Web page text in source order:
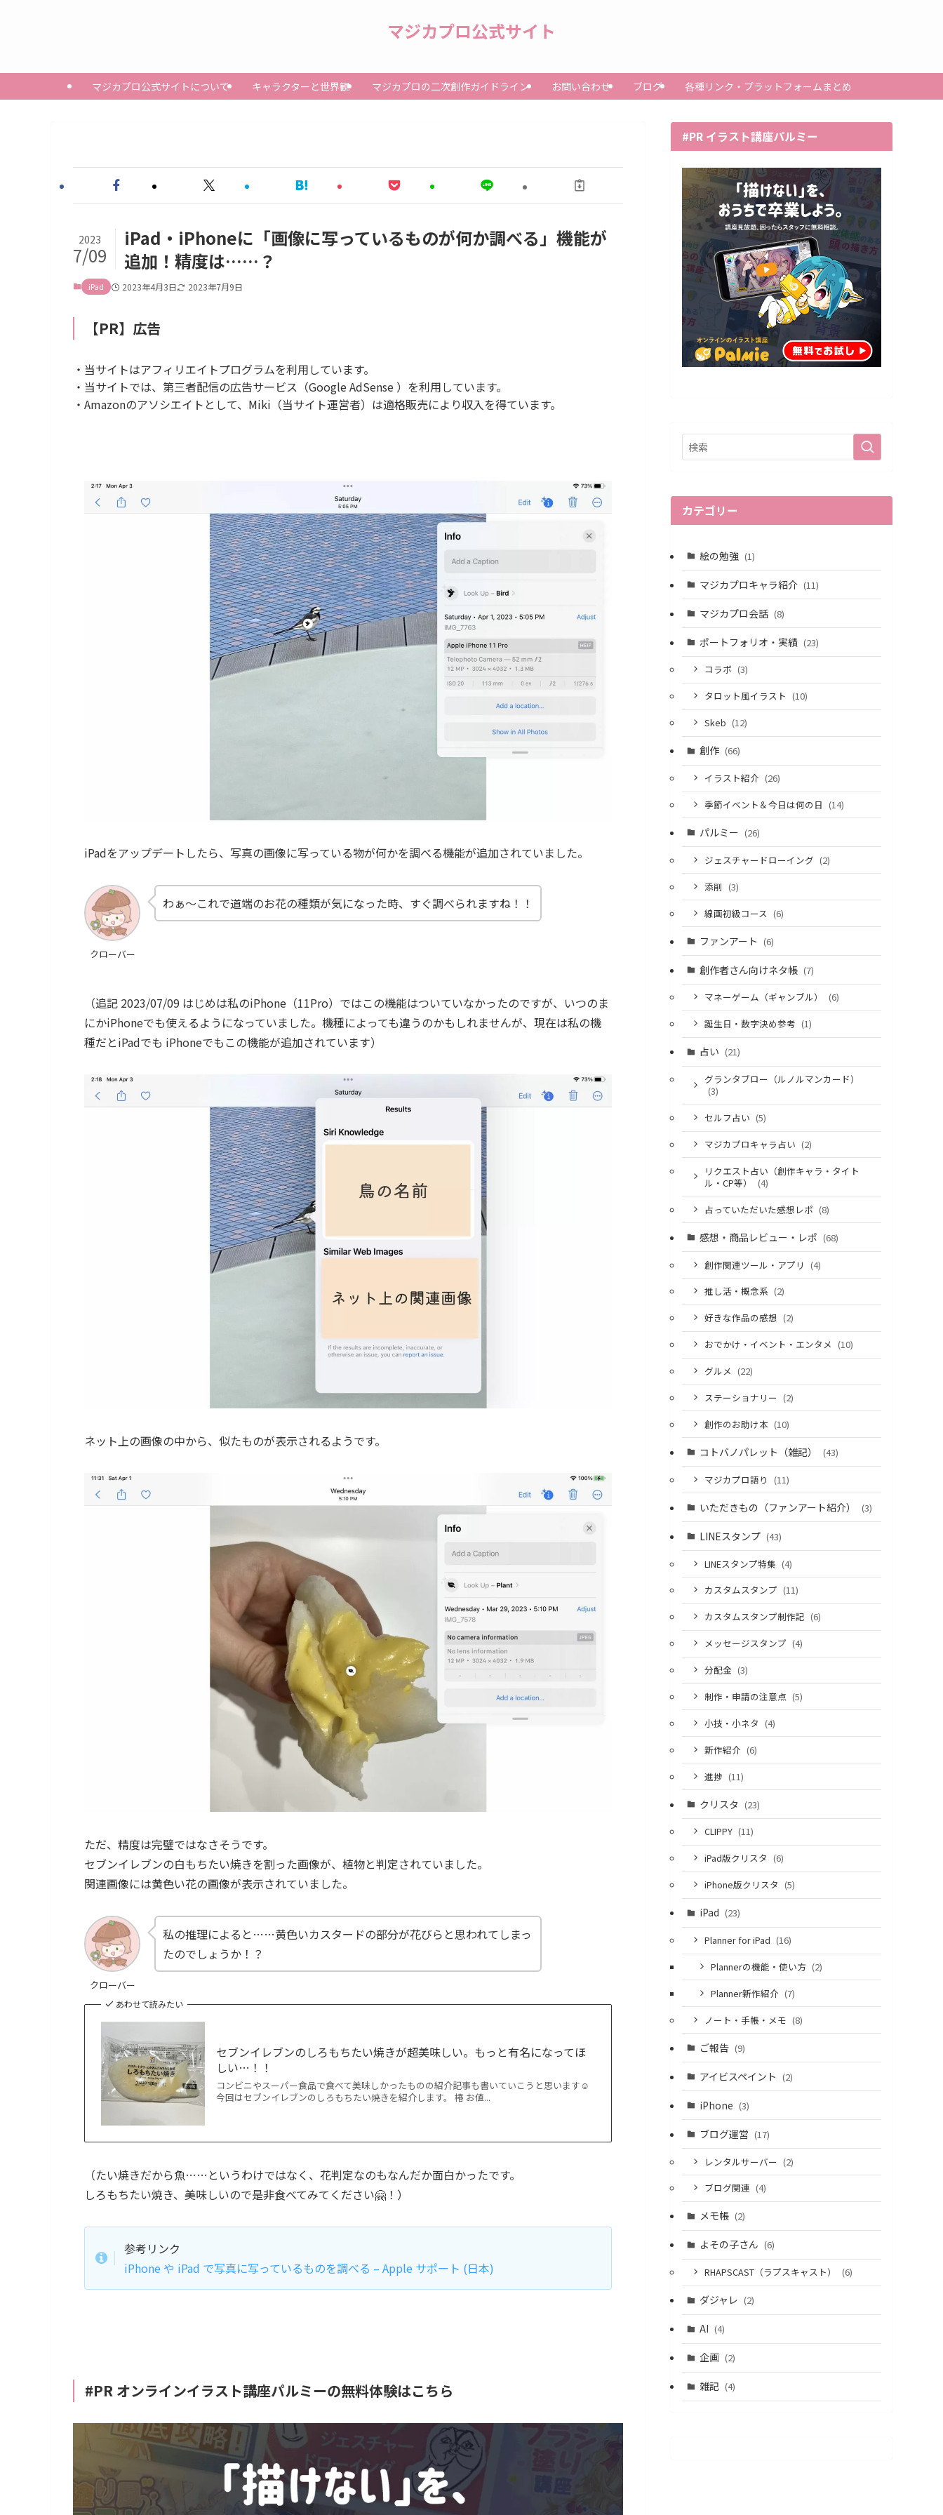
マジカプロ公式サイト
マジカプロ公式サイトについて キャラクターと世界観 マジカプロの二次創作ガイドライン お問い合わせ ブログ 各種リンク・プラットフォームまとめ
iPad・iPhoneに「画像に写っているものが何か調べる」機能が
追加！精度は……？
2023
7/09
iPad 2023年4月3日 2023年7月9日
【PR】広告
・当サイトはアフィリエイトプログラムを利用しています。
・当サイトでは、第三者配信の広告サービス（Google AdSense ）を利用しています。
・Amazonのアソシエイトとして、Miki（当サイト運営者）は適格販売により収入を得ています。
iPadをアップデートしたら、写真の画像に写っている物が何かを調べる機能が追加されていました。
クローバー
わぁ〜これで道端のお花の種類が気になった時、すぐ調べられますね！！
（追記 2023/07/09 はじめは私のiPhone（11Pro）ではこの機能はついていなかったのですが、いつのま
にかiPhoneでも使えるようになっていました。機種によっても違うのかもしれませんが、現在は私の機
種だとiPadでも iPhoneでもこの機能が追加されています）
ネット上の画像の中から、似たものが表示されるようです。
ただ、精度は完璧ではなさそうです。
セブンイレブンの白もちたい焼きを割った画像が、植物と判定されていました。
関連画像には黄色い花の画像が表示されていました。
クローバー
私の推理によると……黄色いカスタードの部分が花びらと思われてしまっ
たのでしょうか！？
あわせて読みたい
セブンイレブンのしろもちたい焼きが超美味しい。もっと有名になってほ
しい…！！
コンビニやスーパー食品で食べて美味しかったものの紹介記事も書いていこうと思います☺️
今回はセブンイレブンのしろもちたい焼きを紹介します。 椿 お値...
（たい焼きだから魚……というわけではなく、花判定なのもなんだか面白かったです。
しろもちたい焼き、美味しいので是非食べてみてください🤗！）
参考リンク
iPhone や iPad で写真に写っているものを調べる – Apple サポート (日本)
#PR オンラインイラスト講座パルミーの無料体験はこちら
#PR イラスト講座パルミー
カテゴリー
絵の勉強 (1)
マジカプロキャラ紹介 (11)
マジカプロ会話 (8)
ポートフォリオ・実績 (23)
コラボ (3)
タロット風イラスト (10)
Skeb (12)
創作 (66)
イラスト紹介 (26)
季節イベント＆今日は何の日 (14)
パルミー (26)
ジェスチャードローイング (2)
添削 (3)
線画初級コース (6)
ファンアート (6)
創作者さん向けネタ帳 (7)
マネーゲーム（ギャンブル）
(6)
誕生日・数字決め参考 (1)
占い (21)
グランタブロー（ルノルマンカード）
(3)
セルフ占い (5)
マジカプロキャラ占い (2)
リクエスト占い（創作キャラ・タイト
ル・CP等）
(4)
占っていただいた感想レポ (8)
感想・商品レビュー・レポ (68)
創作関連ツール・アプリ (4)
推し活・概念系 (2)
好きな作品の感想 (2)
おでかけ・イベント・エンタメ (10)
グルメ (22)
ステーショナリー (2)
創作のお助け本 (10)
コトバノパレット（雑記） (43)
マジカプロ語り (11)
いただきもの（ファンアート紹介） (3)
LINEスタンプ (43)
LINEスタンプ特集 (4)
カスタムスタンプ (11)
カスタムスタンプ制作記 (6)
メッセージスタンプ (4)
分配金 (3)
制作・申請の注意点 (5)
小技・小ネタ (4)
新作紹介 (6)
進捗 (11)
クリスタ (23)
CLIPPY (11)
iPad版クリスタ (6)
iPhone版クリスタ (5)
iPad (23)
Planner for iPad (16)
Plannerの機能・使い方 (2)
Planner新作紹介 (7)
ノート・手帳・メモ (8)
ご報告 (9)
アイビスペイント (2)
iPhone (3)
ブログ運営 (17)
レンタルサーバー (2)
ブログ関連 (4)
メモ帳 (2)
よその子さん (6)
RHAPSCAST（ラプスキャスト） (6)
ダジャレ (2)
AI (4)
企画 (2)
雑記 (4)